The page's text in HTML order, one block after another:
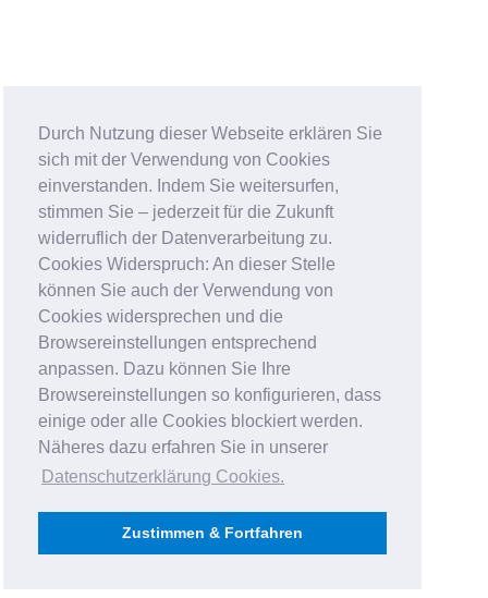
Durch Nutzung dieser Webseite erklären Sie
sich mit der Verwendung von Cookies
einverstanden. Indem Sie weitersurfen,
stimmen Sie – jederzeit für die Zukunft
widerruflich der Datenverarbeitung zu.
Cookies Widerspruch: An dieser Stelle
können Sie auch der Verwendung von
Cookies widersprechen und die
Browsereinstellungen entsprechend
anpassen. Dazu können Sie Ihre
Browsereinstellungen so konfigurieren, dass
einige oder alle Cookies blockiert werden.
Näheres dazu erfahren Sie in unserer
Datenschutzerklärung Cookies.
Zustimmen & Fortfahren